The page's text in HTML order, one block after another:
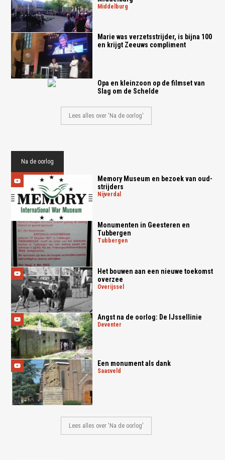
middelburg
Marie was verzetsstrijder, is bijna 100
en krijgt Zeeuws compliment
Opa en kleinzoon op de filmset van
Slag om de Schelde
Lees alles over 'Na de oorlog'
Na de oorlog
Memory Museum en bezoek van oud-
strijders
nijverdal
Monumenten in Geesteren en
Tubbergen
tubbergen
Het bouwen aan een nieuwe toekomst
overzee
overijssel
Angst na de oorlog: De IJssellinie
deventer
Een monument als dank
saasveld
Lees alles over 'Na de oorlog'